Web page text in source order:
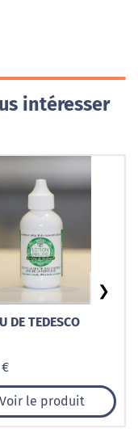
intéresser
DE TEDESCO
Voir le produit
❯